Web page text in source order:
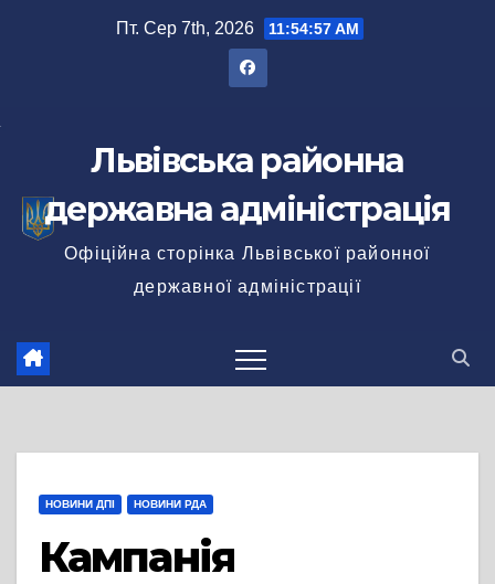
Пт. Сер 7th, 2026 11:54:58 AM
Львівська районна
державна адміністрація
Офіційна сторінка Львівської районної
державної адміністрації
НОВИНИ ДПІ НОВИНИ РДА
Кампанія